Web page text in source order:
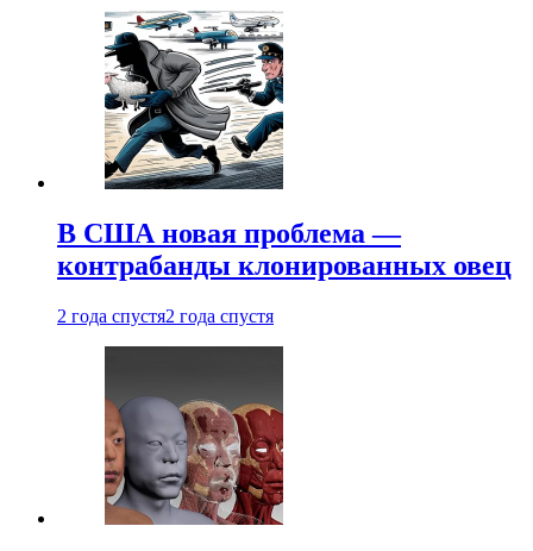
В США новая проблема —
контрабанды клонированных овец
2 года спустя2 года спустя